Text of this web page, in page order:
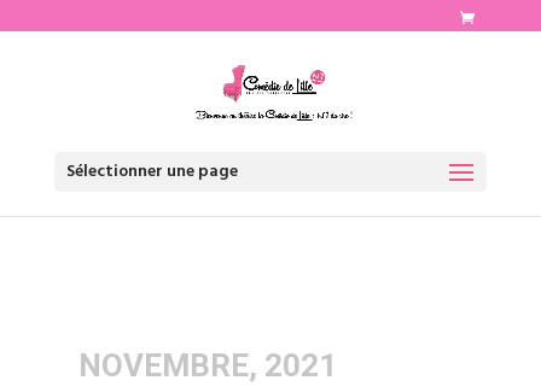
Sélectionner une page
NOVEMBRE, 2021